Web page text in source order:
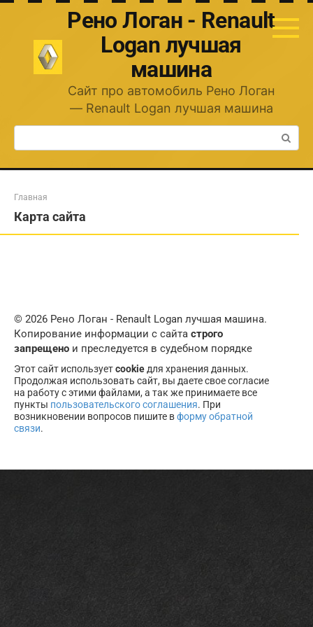
Перейти
Рено Логан - Renault
Logan лучшая
машина
Сайт про автомобиль Рено Логан
— Renault Logan лучшая машина
Поиск:
Главная
Карта сайта
© 2026 Рено Логан - Renault Logan лучшая машина.
Копирование информации с сайта строго
запрещено и преследуется в судебном порядке
Этот сайт используетcookie для хранения данных.
Продолжая использовать сайт, вы даете свое согласие
на работу с этими файлами, а так же принимаете все
пункты пользовательского соглашения. При
возникновении вопросов пишите вформу обратной
связи.